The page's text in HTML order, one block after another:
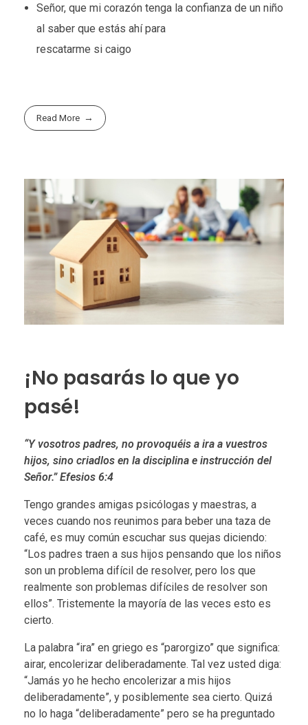
Señor, que mi corazón tenga la confianza de un niño
al saber que estás ahí para
rescatarme si caigo
Read More
¡No pasarás lo que yo
pasé!
“Y vosotros padres, no provoquéis a ira a vuestros
hijos, sino criadlos en la disciplina e instrucción del
Señor.” Efesios 6:4
Tengo grandes amigas psicólogas y maestras, a
veces cuando nos reunimos para beber una taza de
café, es muy común escuchar sus quejas diciendo:
“Los padres traen a sus hijos pensando que los niños
son un problema difícil de resolver, pero los que
realmente son problemas difíciles de resolver son
ellos”. Tristemente la mayoría de las veces esto es
cierto.
La palabra “ira” en griego es “parorgizo” que significa:
airar, encolerizar deliberadamente. Tal vez usted diga:
“Jamás yo he hecho encolerizar a mis hijos
deliberadamente”, y posiblemente sea cierto. Quizá
no lo haga “deliberadamente” pero se ha preguntado